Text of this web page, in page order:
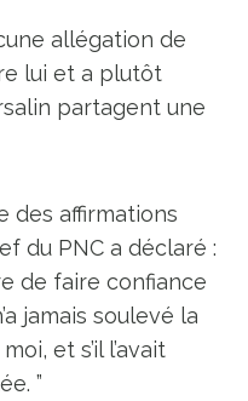
allégation de
lui et a plutôt
partagent une
des affirmations
du PNC a déclaré :
de faire confiance
jamais soulevé la
et s’il l’avait
”